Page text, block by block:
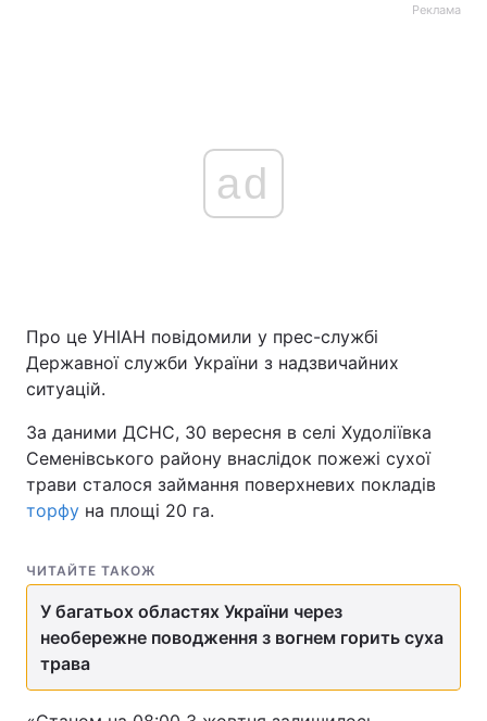
Реклама
ad
Про це УНІАН повідомили у прес-службі
Державної служби України з надзвичайних
ситуацій.
За даними ДСНС, 30 вересня в селі Худоліївка
Семенівського району внаслідок пожежі сухої
трави сталося займання поверхневих покладів
торфу на площі 20 га.
ЧИТАЙТЕ ТАКОЖ
У багатьох областях України через
необережне поводження з вогнем горить суха
трава